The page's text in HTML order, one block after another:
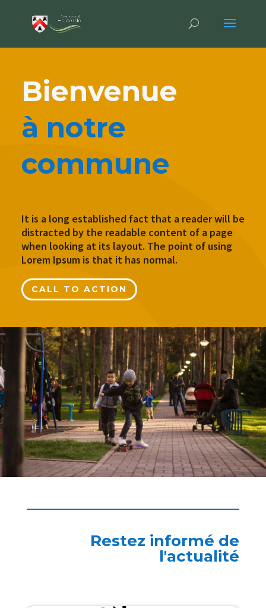
Bienvenue
à notre
commune
It is a long established fact that a reader will be
distracted by the readable content of a page
when looking at its layout. The point of using
Lorem Ipsum is that it has normal.
CALL TO ACTION
Restez informé de
l'actualité